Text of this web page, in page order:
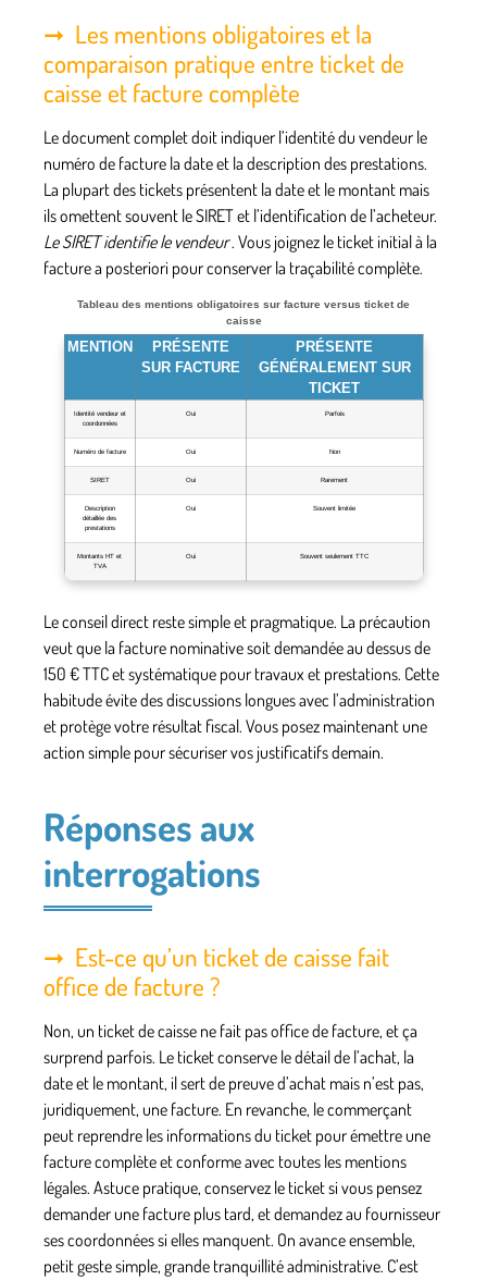
Les mentions obligatoires et la
comparaison pratique entre ticket de
caisse et facture complète
Le document complet doit indiquer l’identité du vendeur le
numéro de facture la date et la description des prestations.
La plupart des tickets présentent la date et le montant mais
ils omettent souvent le SIRET et l’identification de l’acheteur.
Le SIRET identifie le vendeur. Vous joignez le ticket initial à la
facture a posteriori pour conserver la traçabilité complète.
Tableau des mentions obligatoires sur facture versus ticket de
caisse
MENTION
PRÉSENTE
SUR FACTURE
PRÉSENTE
GÉNÉRALEMENT SUR
TICKET
Identité vendeur et
coordonnées
Oui Parfois
Numéro de facture Oui Non
SIRET Oui Rarement
Description
détaillée des
prestations
Oui Souvent limitée
Montants HT et
TVA
Oui Souvent seulement TTC
Le conseil direct reste simple et pragmatique. La précaution
veut que la facture nominative soit demandée au dessus de
150 € TTC et systématique pour travaux et prestations. Cette
habitude évite des discussions longues avec l’administration
et protège votre résultat fiscal. Vous posez maintenant une
action simple pour sécuriser vos justificatifs demain.
Réponses aux
interrogations
Est-ce qu’un ticket de caisse fait
office de facture ?
Non, un ticket de caisse ne fait pas office de facture, et ça
surprend parfois. Le ticket conserve le détail de l’achat, la
date et le montant, il sert de preuve d’achat mais n’est pas,
juridiquement, une facture. En revanche, le commerçant
peut reprendre les informations du ticket pour émettre une
facture complète et conforme avec toutes les mentions
légales. Astuce pratique, conservez le ticket si vous pensez
demander une facture plus tard, et demandez au fournisseur
ses coordonnées si elles manquent. On avance ensemble,
petit geste simple, grande tranquillité administrative. C’est